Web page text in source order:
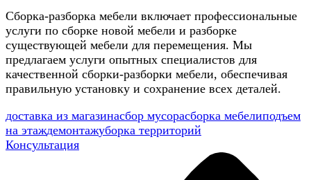
Сборка-разборка мебели включает профессиональные
услуги по сборке новой мебели и разборке
существующей мебели для перемещения. Мы
предлагаем услуги опытных специалистов для
качественной сборки-разборки мебели, обеспечивая
правильную установку и сохранение всех деталей.
доставка из магазинасбор мусорасборка мебелиподъем
на этаждемонтажуборка территорий
Консультация